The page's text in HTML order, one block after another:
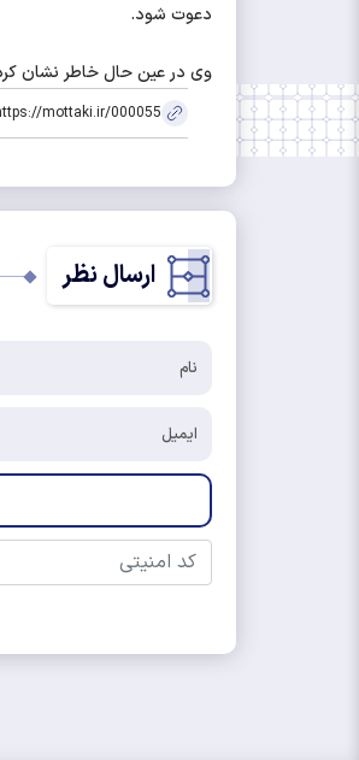
دعوت شود.
وی در عین حال خاطر نشان
mottaki.ir/000055
ارسال نظر